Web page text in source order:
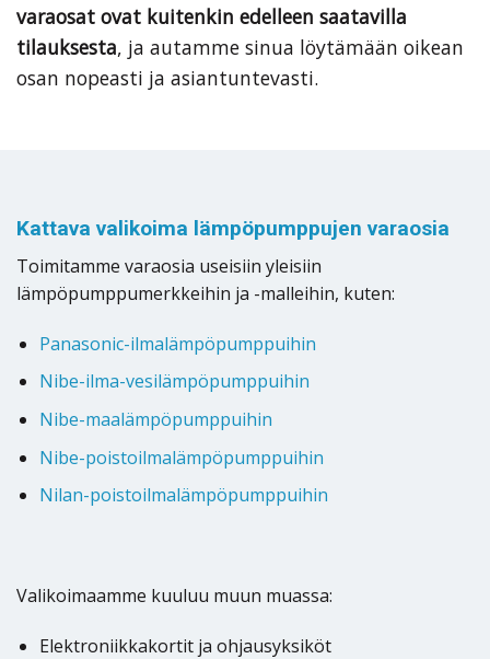
varaosat ovat kuitenkin edelleen saatavilla
tilauksesta, ja autamme sinua löytämään oikean
osan nopeasti ja asiantuntevasti.
Kattava valikoima lämpöpumppujen varaosia
Toimitamme varaosia useisiin yleisiin
lämpöpumppumerkkeihin ja -malleihin, kuten:
Panasonic-ilmalämpöpumppuihin
Nibe-ilma-vesilämpöpumppuihin
Nibe-maalämpöpumppuihin
Nibe-poistoilmalämpöpumppuihin
Nilan-poistoilmalämpöpumppuihin
Valikoimaamme kuuluu muun muassa:
Elektroniikkakortit ja ohjausyksiköt